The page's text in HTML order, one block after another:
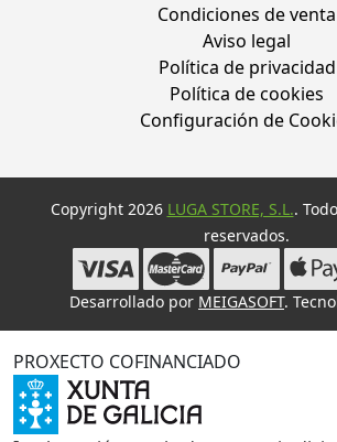
Condiciones de venta
Aviso legal
Política de privacidad
Política de cookies
Configuración de
Copyright 2026 LUGA STORE, S.L..
reservados.
Desarrollado por MEIGASOFT.
PROXECTO COFINANCIADO